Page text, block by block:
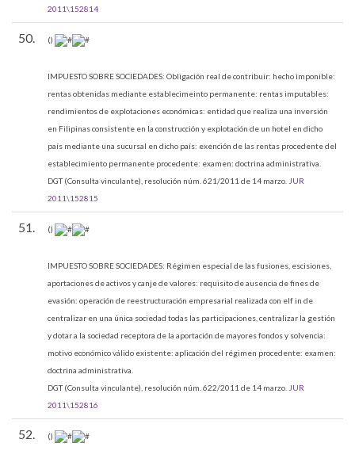
2011\152814
50. ()
IMPUESTO SOBRE SOCIEDADES: Obligación real de contribuir: hecho imponible:
rentas obtenidas mediante establecimeinto permanente: rentas imputables:
rendimientos de explotaciones económicas: entidad que realiza una inversión
en Filipinas consistente en la construcción y explotación de un hotel en dicho
país mediante una sucursal en dicho país: exención de las rentas procedente del
establecimiento permanente procedente: examen: doctrina administrativa.
DGT (Consulta vinculante), resolución núm. 621/2011 de 14 marzo. JUR
2011\152815
51. ()
IMPUESTO SOBRE SOCIEDADES: Régimen especial de las fusiones, escisiones,
aportaciones de activos y canje de valores: requisito de ausencia de fines de
evasión: operación de reestructuración empresarial realizada con elf in de
centralizar en una única sociedad todas las participaciones, centralizar la gestión
y dotar a la sociedad receptora de la aportación de mayores fondos y solvencia:
motivo económico válido existente: aplicación del régimen procedente: examen:
doctrina administrativa.
DGT (Consulta vinculante), resolución núm. 622/2011 de 14 marzo. JUR
2011\152816
52. ()